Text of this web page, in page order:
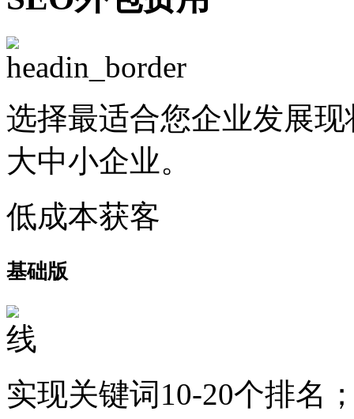
选择最适合您企业发展
大中小企业。
低成本获客
基础版
实现关键词10-20个排名